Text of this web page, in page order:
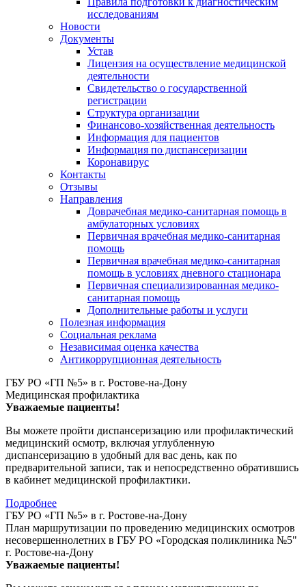
исследованиям
Новости
Документы
Устав
Лицензия на осуществление медицинской
деятельности
Свидетельство о государственной
регистрации
Структура организации
Финансово-хозяйственная деятельность
Информация для пациентов
Информация по диспансеризации
Коронавирус
Контакты
Отзывы
Направления
Доврачебная медико-санитарная помощь в
амбулаторных условиях
Первичная врачебная медико-санитарная
помощь
Первичная врачебная медико-санитарная
помощь в условиях дневного стационара
Первичная специализированная медико-
санитарная помощь
Дополнительные работы и услуги
Полезная информация
Социальная реклама
Независимая оценка качества
Антикоррупционная деятельность
ГБУ РО «ГП №5» в г. Ростове-на-Дону
Медицинская профилактика
Уважаемые пациенты!
Вы можете пройти диспансеризацию или профилактический
медицинский осмотр, включая углубленную
диспансеризацию в удобный для вас день, как по
предварительной записи, так и непосредственно обратившись
в кабинет медицинской профилактики.
Подробнее
ГБУ РО «ГП №5» в г. Ростове-на-Дону
План маршрутизации по проведению медицинских осмотров
несовершеннолетних в ГБУ РО «Городская поликлиника №5"
г. Ростове-на-Дону
Уважаемые пациенты!